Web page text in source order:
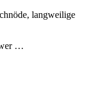
langweilige
…